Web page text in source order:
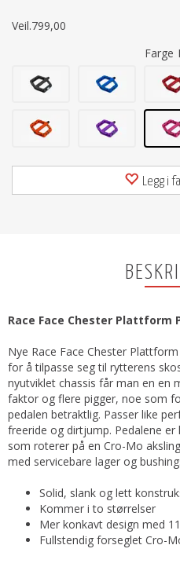
Veil.799,00
Farge
Legg i
Race Face Chester Plattform
Nye Race Face Chester
for å tilpasse seg til rytterens
nyutviklet chassis får man en en
faktor og flere pigger, noe som
pedalen betraktlig. Passer like
freeride og dirtjump. Pedalene
som roterer på en Cro-Mo
med servicebare lager og
Solid, slank og lett
Kommer i to størrelser
Mer konkavt design med
Fullstendig forseglet Cro-